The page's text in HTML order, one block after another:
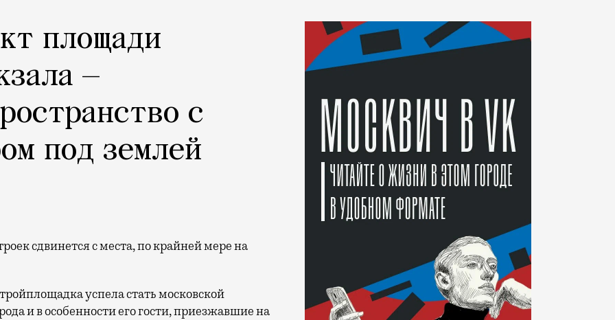
площади
—
с
под землей
успела стать московской
и в особенности его гости, приезжавшие на